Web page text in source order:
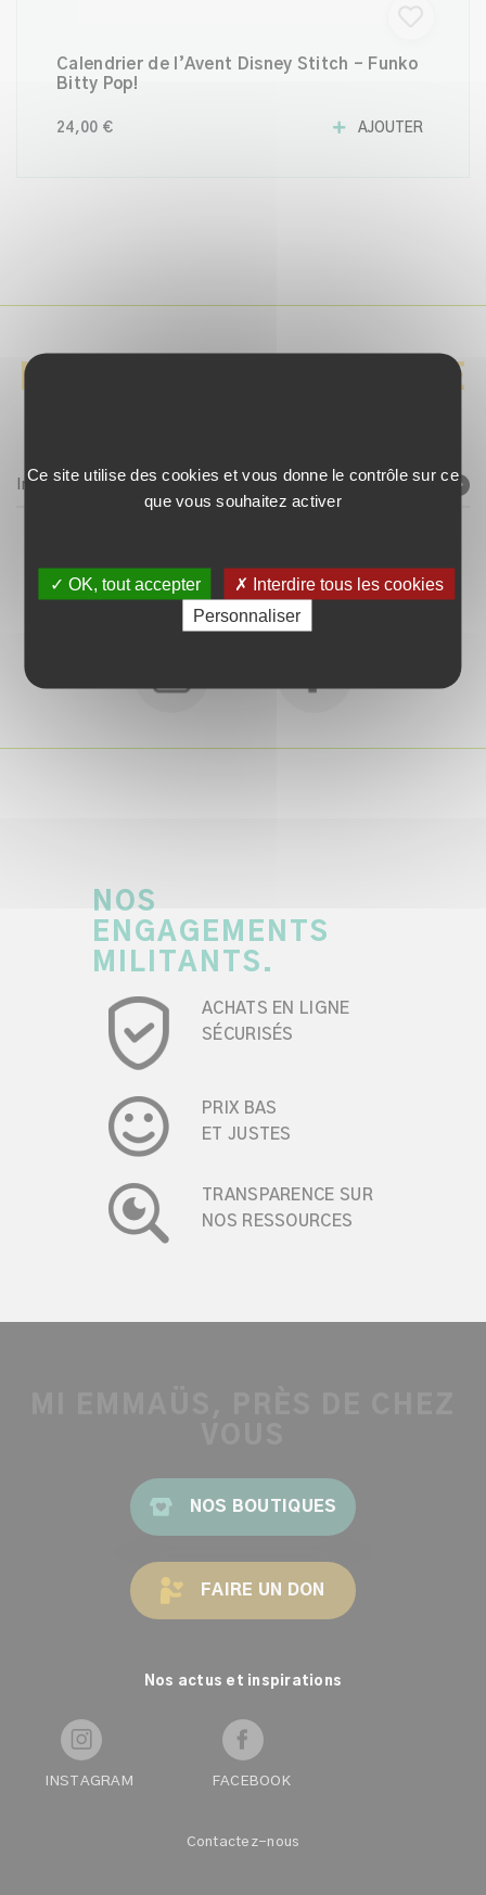
Calendrier de l’Avent Disney Stitch - Funko
Bitty Pop!
24,00 € AJOUTER
NE MANQUEZ AUCUNE
Inscrivez-vous à la newsletter avec votre e-mail
SUIVEZ-NOUS !
NOS
ENGAGEMENTS
MILITANTS.
ACHATS EN LIGNE
SÉCURISÉS
PRIX BAS
ET JUSTES
TRANSPARENCE SUR
NOS RESSOURCES
Contactez-nous
NOS BOUTIQUES
FAIRE UN DON
Nos actus et inspirations
INSTAGRAM FACEBOOK
Ce site utilise des cookies et vous donne le contrôle sur ce
que vous souhaitez activer
✓ OK, tout accepter
✗ Interdire tous les cookies
Personnaliser